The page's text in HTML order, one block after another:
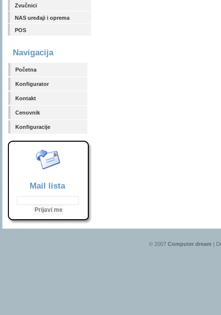
Zvučnici
NAS uređaji i oprema
POS
Navigacija
Početna
Konfigurator
Kontakt
Cenovnik
Konfiguracije
Mail lista
© 2007 Computer dream |